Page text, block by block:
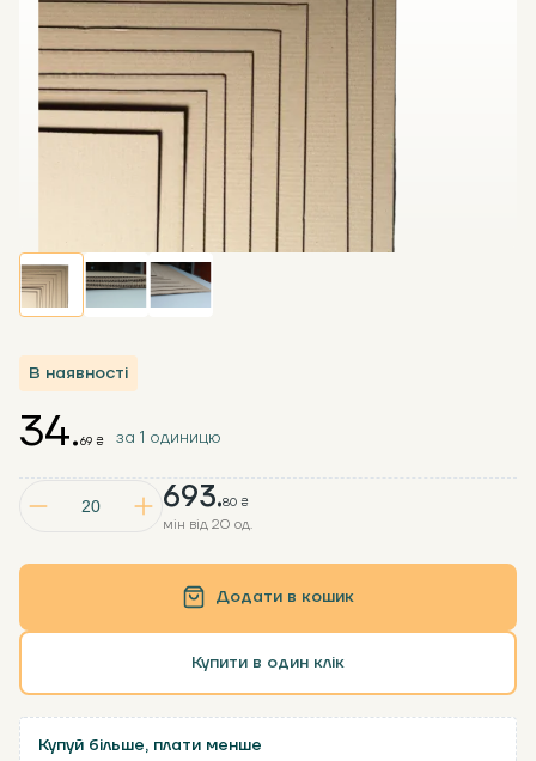
В наявності
693.80 ₴
мін від 20 од.
34.69 ₴ за 1 одиницю
Додати в кошик
Купити в один клік
Купуй більше, плати менше